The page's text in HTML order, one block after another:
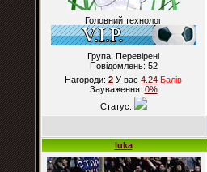
Головний технолог
Група: Перевірені
Повідомлень: 52
Нагороди: 2 У вас 4.24 Балiв
Зауваження: 0%
Статус:
luka